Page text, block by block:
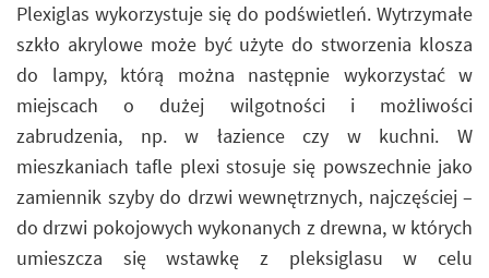
Plexiglas wykorzystuje się do podświetleń. Wytrzymałe
szkło akrylowe może być użyte do stworzenia klosza
do lampy, którą można następnie wykorzystać w
miejscach o dużej wilgotności i możliwości
zabrudzenia, np. w łazience czy w kuchni. W
mieszkaniach tafle plexi stosuje się powszechnie jako
zamiennik szyby do drzwi wewnętrznych, najczęściej –
do drzwi pokojowych wykonanych z drewna, w których
umieszcza się wstawkę z pleksiglasu w celu